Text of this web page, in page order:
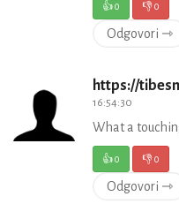
👍0 👎0
Odgovori ⇾
https://
16:54:30
What a
👍0 👎0
Odgovori ⇾